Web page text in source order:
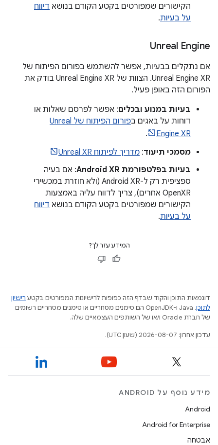
הקישורים שמפורטים בקטע הקודם בנושא דיווח
על בעיות.
Unreal Engine
אם נתקלים בבעיות, אפשר להשתמש בפורום הפיתוח של
Unreal Engine XR. הצוות של Unreal Engine XR בודק את
הפורום הזה באופן פעיל.
בעיות במנוע ובכלים: אפשר לפרסם שאלות או
דוחות על באגים ב
פורום הפיתוח של Unreal
Engine XR
.
מסמכי תיעוד: מדריך לפיתוח Unreal XR
בעיות בפלטפורמת Android XR
: אם בעיה
ספציפית רק ל-Android XR (ולא חוזרת במכשירי
OpenXR אחרים), צריך לדווח עליה באמצעות
הקישורים שמפורטים בקטע הקודם בנושא דיווח
על בעיות.
המידע עזר לך?
דוגמאות התוכן והקוד שבדף הזה כפופות לרישיונות המפורטים בקטע רישיון
לתוכן
.‏ Java ו-OpenJDK הם סימנים מסחריים או סימנים מסחריים רשומים
של חברת Oracle ו/או של השותפים העצמאיים שלה.
עדכון אחרון: 2026-08-07 (שעון UTC).
מידע נוסף על ANDROID
Android
Android for Enterprise
אבטחה